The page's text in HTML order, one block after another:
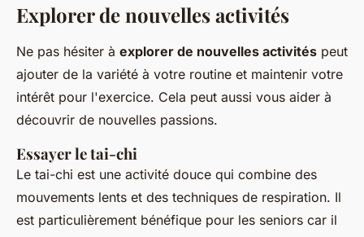
Explorer de nouvelles activités
Ne pas hésiter à explorer de nouvelles activités peut
ajouter de la variété à votre routine et maintenir votre
intérêt pour l'exercice. Cela peut aussi vous aider à
découvrir de nouvelles passions.
Essayer le tai-chi
Le tai-chi est une activité douce qui combine des
mouvements lents et des techniques de respiration. Il
est particulièrement bénéfique pour les seniors car il